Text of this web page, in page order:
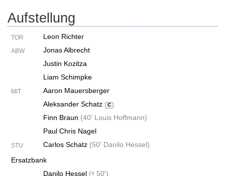
Aufstellung
TOR Leon Richter
ABW
Jonas Albrecht
Justin Kozitza
Liam Schimpke
MIT
Aaron Mauersberger
Aleksander Schatz
C
Finn Braun (40' Louis Hoffmann)
Paul Chris Nagel
STU Carlos Schatz (50' Danilo Hessel)
Ersatzbank
Danilo Hessel (
50')